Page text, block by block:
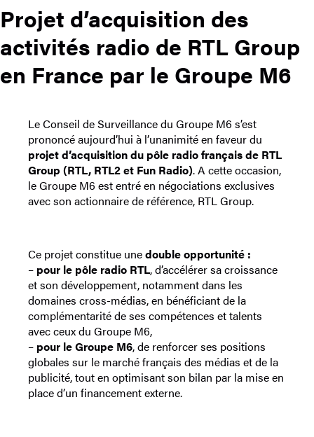
Projet d’acquisition des
activités radio de RTL Group
en France par le Groupe M6
Le Conseil de Surveillance du Groupe M6 s’est
prononcé aujourd’hui à l’unanimité en faveur du
projet d’acquisition du pôle radio français de RTL
Group (RTL, RTL2 et Fun Radio). A cette occasion,
le Groupe M6 est entré en négociations exclusives
avec son actionnaire de référence, RTL Group.
Ce projet constitue unedouble opportunité :
– pour le pôle radio RTL, d’accélérer sa croissance
et son développement, notamment dans les
domaines cross-médias, en bénéficiant de la
complémentarité de ses compétences et talents
avec ceux du Groupe M6,
– pour le Groupe M6, de renforcer ses positions
globales sur le marché français des médias et de la
publicité, tout en optimisant son bilan par la mise en
place d’un financement externe.